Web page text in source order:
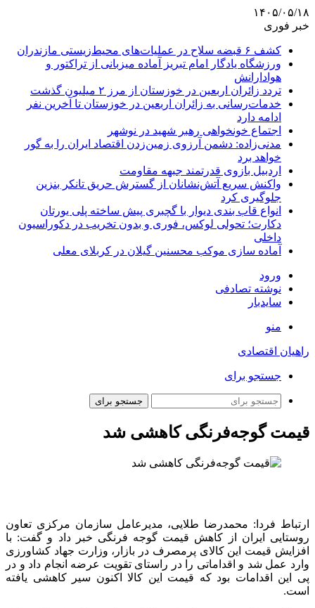
۱۴۰۵/۰۵/۱۸
خبر فوری
کشف ۶ قبضه سلاح در عملیات‌های محیط‌زیستی مازندران
ورزشگاه یادگار امام تبریز آماده میزبانی از تراکتور و
هوادارانش
تردد زائران اربعین در خوزستان از مرز ۲ میلیون گذشت
خدمات‌رسانی به زائران اربعین در خوزستان تا آخرین نفر
ادامه دارد
اجتماع خونخواهی رهبر شهید در نوشهر
مدنی‌زاده: دشمن آرزوی زمین‌زدن اقتصاد ایران را به گور
خواهد برد
اردبیل بازوی قدرتمند جبهه مقاومت
واکنش سریع آتش‌نشانان از گسترش حریق تانکر بنزین
جلوگیری کرد
انواع قاب بندی دیوار با گچبری پیش ساخته پلی یورتان
دکارت؛ تحولی لوکس، فوری و بدون تخریب در دکوراسیون
داخلی
آماده سازی موکب محسنین گیلان در کربلای معلی
ورود
نوشته تصادفی
سایدبار
منو
راهیان اقتصادی
جستجو برای
جستجو برای
قیمت گوجه‌فرنگی کاهشی شد
ارتباط فردا: محمدرضا طلایی، مدیرعامل سازمان مرکزی تعاون
روستایی ایران از کاهش قیمت گوجه فرنگی خبر داد و گفت: با
افزایش قیمت این کالای پرمصرف در بازار، وزارت جهاد کشاورزی
وارد عمل شد و اقداماتی را در راستای تقویت عرضه انجام داد و در
پی این اقدامات بود که قیمت این کالا اکنون سیر کاهشی یافته
است.